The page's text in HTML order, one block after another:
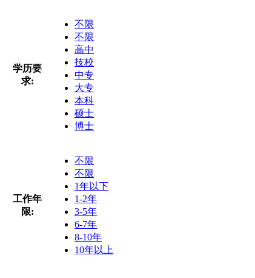
学历要
求:
不限
不限
高中
技校
中专
大专
本科
硕士
博士
工作年
限:
不限
不限
1年以下
1-2年
3-5年
6-7年
8-10年
10年以上